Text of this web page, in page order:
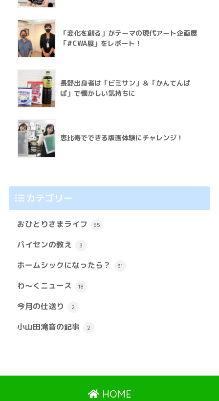
「変化を創る」がテーマの現代アート企画展
「#CWA展」をレポート！
長野出身者は「ビミサン」＆「かんてんぱ
ぱ」で懐かしい気持ちに
恵比寿でできる版画体験にチャレンジ！
カテゴリー
おひとりさまライフ 55
パイセンの教え 3
ホームシックになったら？ 31
わ～くニュース 18
今月の仕送り 2
小山田滝音の記事 2
HOME